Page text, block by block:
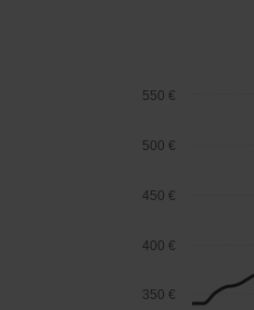
350 €
400 €
450 €
500 €
550 €